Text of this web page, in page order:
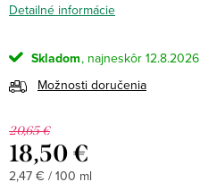
Detailné informácie
Skladom
12.8.2026
Možnosti doručenia
20,65 €
18,50 €
Jednotková
2,47 € / 100 ml